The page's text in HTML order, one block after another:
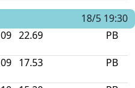
18/5 19:30
09 22.69 PB
09 17.53 PB